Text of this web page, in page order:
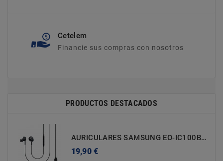
Cetelem
Financie sus compras con nosotros
PRODUCTOS DESTACADOS
AURICULARES SAMSUNG EO-IC100BBEGEU
19,90 €